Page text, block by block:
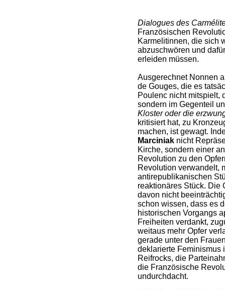
Dialogues des
Französischen
Karmelitinnen, die sich
abzuschwören und
erleiden müssen.
Ausgerechnet Nonnen
de Gouges, die es
Poulenc nicht mitspielt,
sondern im Gegenteil
Kloster oder die
kritisiert hat, zu
machen, ist gewagt.
Marciniaknicht
Kirche, sondern einer
Revolution zu den
Revolution verwandelt,
antirepublikanischen
reaktionäres Stück. Die
davon nicht
schon wissen, dass es
historischen Vorgangs
Freiheiten verdankt,
weitaus mehr Opfer
gerade unter den
deklarierte Feminismus
Reifrocks, die
die Französische
undurchdacht.